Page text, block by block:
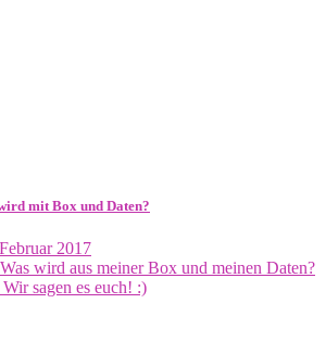
mit Box und Daten?
2017
wird aus meiner Box und meinen Daten?
sagen es euch! :)